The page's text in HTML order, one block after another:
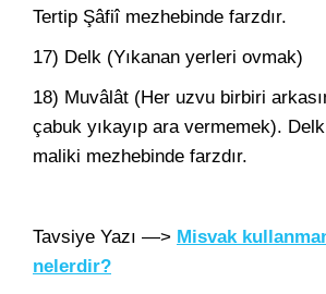
Tertip Şâfiî mezhebinde farzdır.
17) Delk (Yıkanan yerleri ovmak)
18) Muvâlât (Her uzvu birbiri
çabuk yıkayıp ara vermemek).
maliki mezhebinde farzdır.
Tavsiye Yazı —> Misvak
nelerdir?